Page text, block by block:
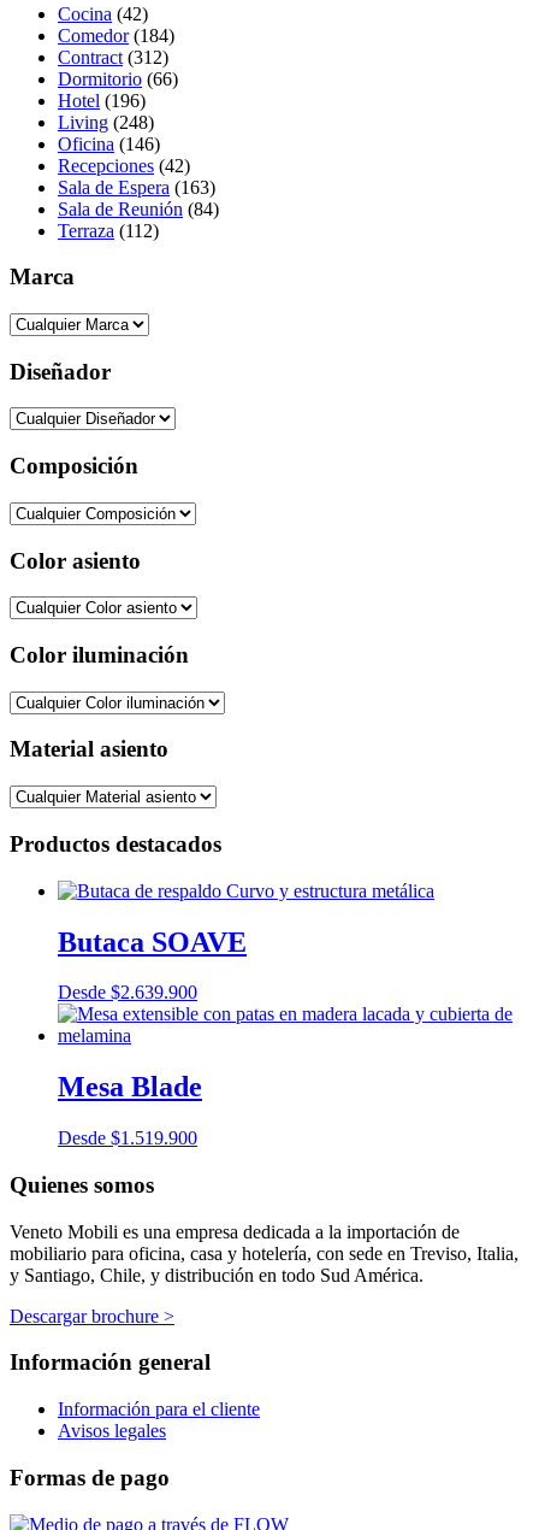
Cocina (42)
Comedor(184)
Contract (312)
Dormitorio (66)
Hotel (196)
Living (248)
Oficina (146)
Recepciones (42)
Sala de Espera (163)
Sala de Reunión (84)
Terraza (112)
Marca
Diseñador
Composición
Color asiento
Color iluminación
Material asiento
Productos destacados
Butaca SOAVE
Desde $2.639.900
Mesa Blade
Desde $1.519.900
Quienes somos
Veneto Mobili es una empresa dedicada a la importación de
mobiliario para oficina, casa y hotelería, con sede en Treviso, Italia,
y Santiago, Chile, y distribución en todo Sud América.
Descargar brochure >
Información general
Información para el cliente
Avisos legales
Formas de pago